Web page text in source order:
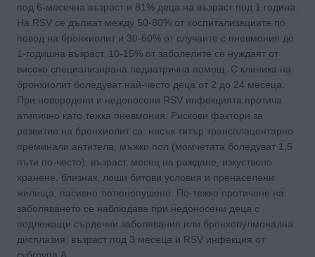
под 6-месечна възраст и 81% деца на възраст под 1 година.
На RSV се дължат между 50-80% от хоспитализациите по
повод на бронхиолит и 30-60% от случаите с пневмония до
1-годишна възраст. 10-15% от заболелите се нуждаят от
високо специализирана педиатрична помощ. С клиника на
бронхиолит боледуват най-често деца от 2 до 24 месеца.
При новородени и недоносени RSV инфекцията протича
атипично като тежка пневмония. Рискови фактори за
развитие на бронхиолит са: нисък титър трансплацентарно
преминали антитела, мъжки пол (момчетата боледуват 1,5
пъти по-често), възраст, месец на раждане, изкуствено
хранене, близнак, лоши битови условия и пренаселени
жилища, пасивно тютюнопушене. По-тежко протичане на
заболяването се наблюдава при недоносени деца с
подлежащи сърдечни заболявания или бронхопулмонална
дисплазия, възраст под 3 месеца и RSV инфекция от